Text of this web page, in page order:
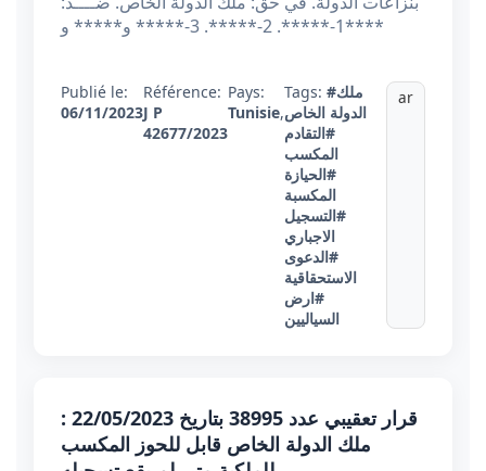
1-*****. 2-*****. 3-***** و***** و****
Publié le:
06/11/2023
Référence:
J P
42677/2023
Pays:
Tunisie,
Tags: #ملك
الدولة الخاص
#التقادم
المكسب
#الحيازة
المكسبة
#التسجيل
الاجباري
#الدعوى
الاستحقاقية
#ارض
السياليين
ar
قرار تعقيبي عدد 38995 بتاريخ 22/05/2023 :
ملك الدولة الخاص قابل للحوز المكسب